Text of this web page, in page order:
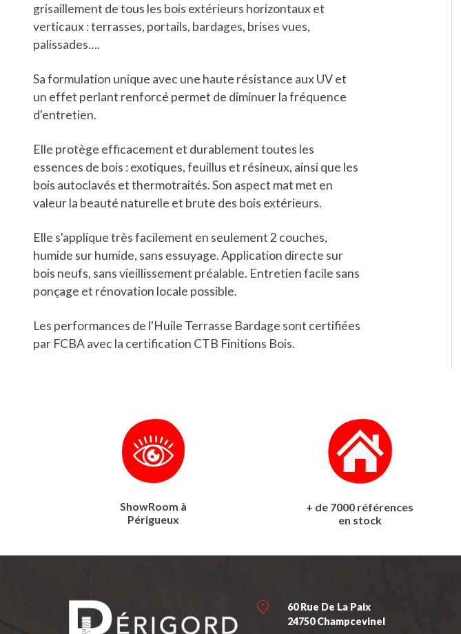
grisaillement de tous les bois extérieurs horizontaux et
verticaux : terrasses, portails, bardages, brises vues,
palissades….
Sa formulation unique avec une haute résistance aux UV et
un effet perlant renforcé permet de diminuer la fréquence
d'entretien.
Elle protège efficacement et durablement toutes les
essences de bois : exotiques, feuillus et résineux, ainsi que les
bois autoclavés et thermotraités. Son aspect mat met en
valeur la beauté naturelle et brute des bois extérieurs.
Elle s'applique très facilement en seulement 2 couches,
humide sur humide, sans essuyage. Application directe sur
bois neufs, sans vieillissement préalable. Entretien facile sans
ponçage et rénovation locale possible.
Les performances de l'Huile Terrasse Bardage sont certifiées
par FCBA avec la certification CTB Finitions Bois.
ShowRoom à
Périgueux
+ de 7000 références
en stock
60 Rue De La Paix
24750 Champcevinel